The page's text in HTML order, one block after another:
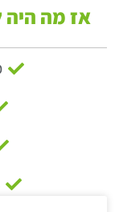
אז מה היה